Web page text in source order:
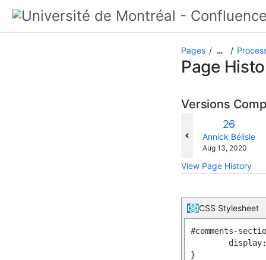
Pages …
Page
Versions
Old
Version
26
Annick Bélisle
Saved
Aug 13, 2020
View Page History
CSS Stylesheet
#comments-
}